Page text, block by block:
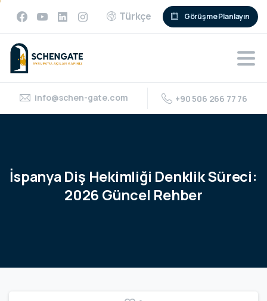
Türkçe Görüşme Planlayın
info@schen-gate.com +90 506 266 77 76
İspanya Diş Hekimliği DenklikSüreci:
2026 Güncel Rehber